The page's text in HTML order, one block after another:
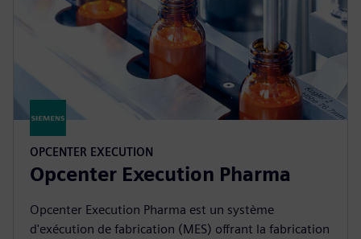
OPCENTER EXECUTION
Opcenter Execution Pharma
Opcenter Execution Pharma est un système
d'exécution de fabrication (MES) offrant la fabrication